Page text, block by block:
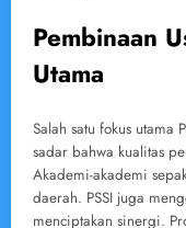
Pembinaan
Utama
Salah satu fokus utama
sadar bahwa kualitas
Akademi-akademi
daerah. PSSI juga
menciptakan sinergi.